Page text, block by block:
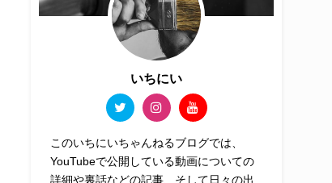
いちにい
このいちにいちゃんねるブログでは、
YouTubeで公開している動画についての
詳細や裏話などの記事、そして日々の出